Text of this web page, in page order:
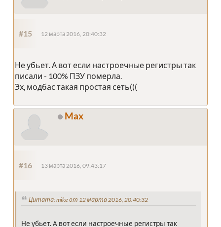
#15 12 марта 2016, 20:40:32
Не убьет. А вот если настроечные регистры так
писали - 100% ПЗУ померла.
Эх, модбас такая простая сеть(((
Max
#16 13 марта 2016, 09:43:17
Цитата: mike от 12 марта 2016, 20:40:32
Не убьет. А вот если настроечные регистры так